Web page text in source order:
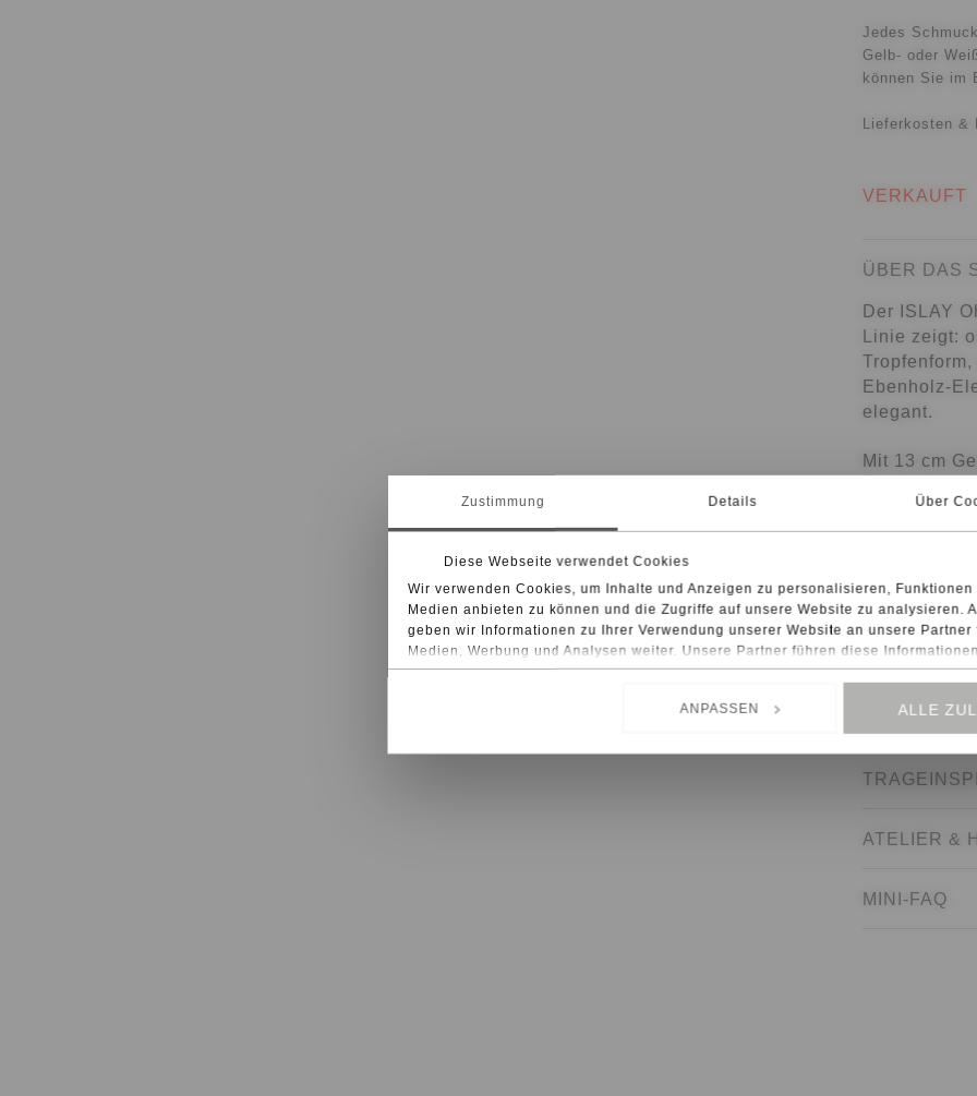
Zustimmung Details Über
Diese Webseite verwendet Cookies
Wir verwenden Cookies, um Inhalte und Anzeigen zu personalisieren,
Medien anbieten zu können und die Zugriffe auf unsere Website zu analysieren.
geben wir Informationen zu Ihrer Verwendung unserer Website an unsere Partner
Medien, Werbung und Analysen weiter. Unsere Partner führen diese Informationen
möglicherweise mit weiteren Daten zusammen, die Sie ihnen bereitgestellt
Bei bestimmten Diensten wie Google Analytics kann eine Speicherung von Daten
Drittländern, wie z.B. USA, nicht ausgeschlossen werden.
ANPASSEN ALLE
Jedes
Gelb- oder
können Sie im
Lieferkosten &
VERKAUFT
ÜBER DAS
Der ISLAY
Linie zeigt:
Ebenholz-
elegant.
Mit 13 cm
bewusst
Perle als
DESIGN &
WORTE
ATELIER &
MINI-FAQ